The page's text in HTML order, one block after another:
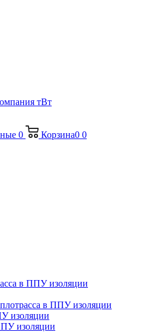
0 Корзина0 0
в ППУ изоляции
в ППУ изоляции
изоляции
изоляции